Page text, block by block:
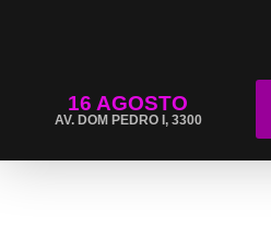
16 AGOSTO
AV. DOM PEDRO I, 3300